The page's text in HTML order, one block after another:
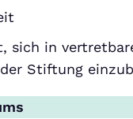
sich in
Stiftung